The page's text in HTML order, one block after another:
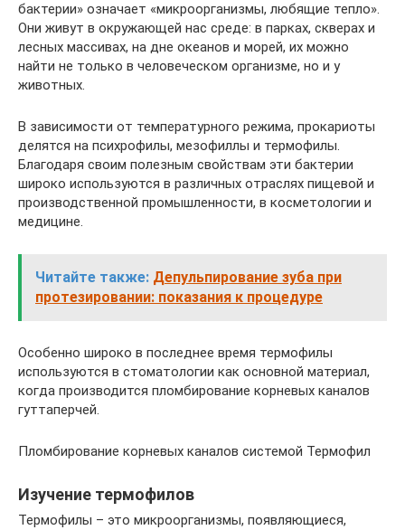
бактерии» означает «микроорганизмы, любящие тепло».
Они живут в окружающей нас среде: в парках, скверах и
лесных массивах, на дне океанов и морей, их можно
найти не только в человеческом организме, но и у
животных.
В зависимости от температурного режима, прокариоты
делятся на психрофилы, мезофиллы и термофилы.
Благодаря своим полезным свойствам эти бактерии
широко используются в различных отраслях пищевой и
производственной промышленности, в косметологии и
медицине.
Читайте также: Депульпирование зуба при
протезировании: показания к процедуре
Особенно широко в последнее время термофилы
используются в стоматологии как основной материал,
когда производится пломбирование корневых каналов
гуттаперчей.
Пломбирование корневых каналов системой Термофил
Изучение термофилов
Термофилы – это микроорганизмы, появляющиеся,